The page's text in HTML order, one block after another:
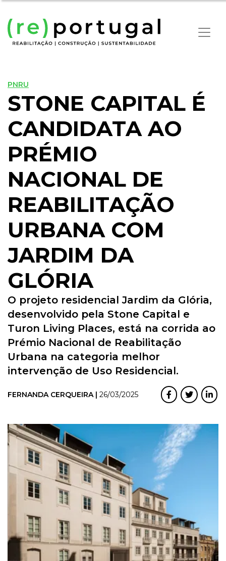
PNRU
STONE CAPITAL É
CANDIDATA AO
PRÉMIO
NACIONAL DE
REABILITAÇÃO
URBANA COM
JARDIM DA
GLÓRIA
O projeto residencial Jardim da Glória,
desenvolvido pela Stone Capital e
Turon Living Places, está na corrida ao
Prémio Nacional de Reabilitação
Urbana na categoria melhor
intervenção de Uso Residencial.
FERNANDA CERQUEIRA | 26/03/2025